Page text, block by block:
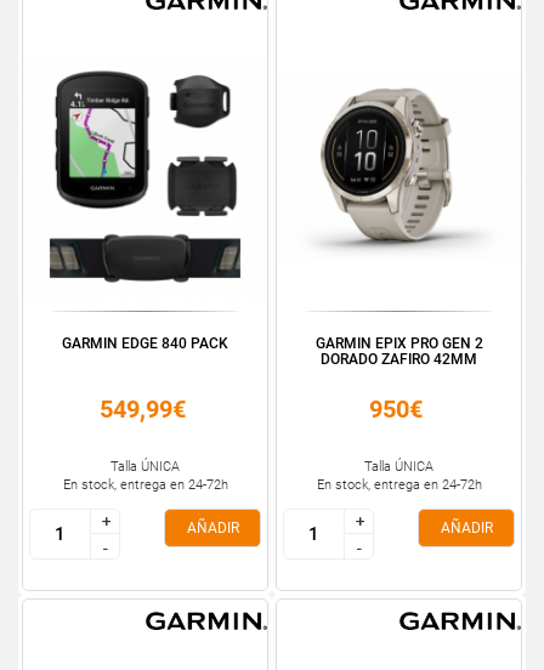
GARMIN EDGE 840 PACK
549,99€
Talla ÚNICA
En stock, entrega en 24-72h
+
-
+
-
AÑADIR
GARMIN EPIX PRO GEN 2
DORADO ZAFIRO 42MM
950€
Talla ÚNICA
En stock, entrega en 24-72h
+
-
+
-
AÑADIR